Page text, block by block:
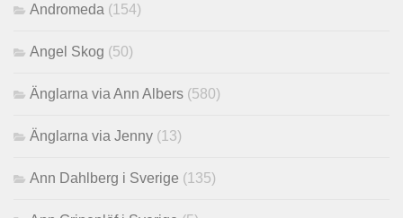
Andromeda (154)
Angel Skog (50)
Änglarna via Ann Albers (580)
Änglarna via Jenny (13)
Ann Dahlberg i Sverige (135)